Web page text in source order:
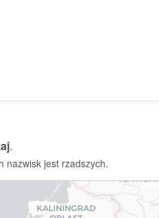
.
nazwisk jest rzadszych.